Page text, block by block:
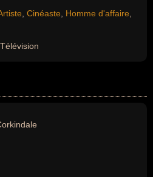
Cinéaste Homme d'affaire